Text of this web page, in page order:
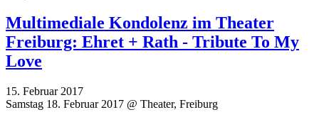
Multimediale Kondolenz im Theater
Freiburg: Ehret + Rath - Tribute To My
Love
15. Februar 2017
Samstag 18. Februar 2017 @ Theater, Freiburg